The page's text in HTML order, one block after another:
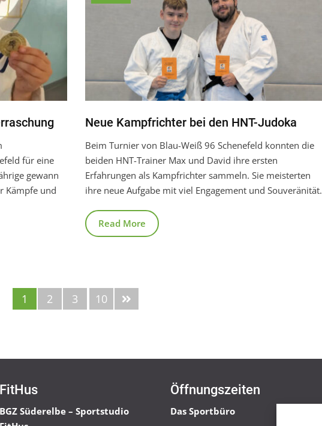
für eine
gewann
Kämpfe und
Neue Kampfrichter bei den HNT-Judoka
Beim Turnier von Blau-Weiß 96 Schenefeld konnten die
beiden HNT-Trainer Max und David ihre ersten
Erfahrungen als Kampfrichter sammeln. Sie meisterten
ihre neue Aufgabe mit viel Engagement und Souveränität.
Read More
1 2 3 10
FitHus
BGZ Süderelbe – Sportstudio
Öffnungszeiten
Das Sportbüro